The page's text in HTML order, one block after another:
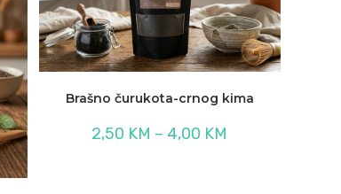
Brašno čurukota-crnog kima
2,50 KM – 4,00 KM